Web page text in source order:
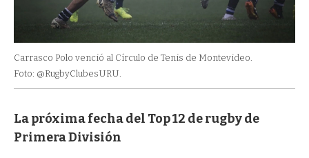
Carrasco Polo venció al Círculo de Tenis de Montevideo.
Foto: @RugbyClubesURU.
La próxima fecha del Top 12 de rugby de
Primera División